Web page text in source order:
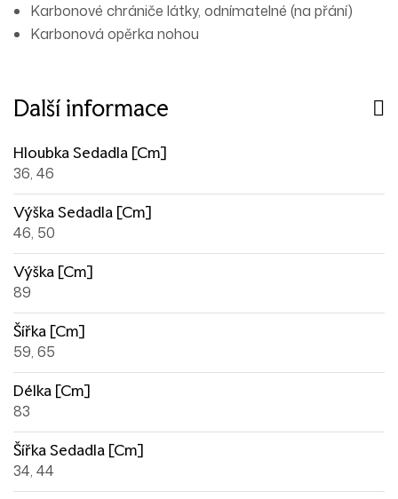
Karbonové chrániče látky, odnímatelné (na přání)
Karbonová opěrka nohou
Další informace
Hloubka Sedadla [cm]
36, 46
Výška Sedadla [cm]
46, 50
Výška [cm]
89
Šířka [cm]
59, 65
Délka [cm]
83
Šířka Sedadla [cm]
34, 44